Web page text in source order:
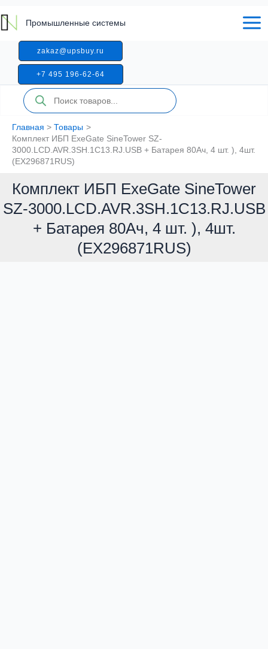
к
содержимому
Промышленные системы
zakaz@upsbuy.ru
+7 495 196-62-64
Поиск
товаров
Главная
Товары
Комплект ИБП ExeGate SineTower SZ-
3000.LCD.AVR.3SH.1C13.RJ.USB + Батарея 80Aч, 4 шт. ), 4шт.
(EX296871RUS)
Комплект ИБП ExeGate SineTower
SZ-3000.LCD.AVR.3SH.1C13.RJ.USB
+ Батарея 80Aч, 4 шт. ), 4шт.
(EX296871RUS)